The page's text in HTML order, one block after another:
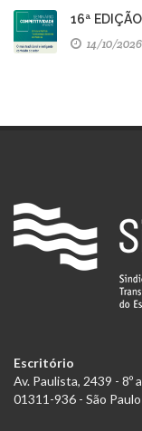
16ª
14/10/2026
Escritório
Av. Paulista, 2439 - 8º
01311-936 - São Paulo